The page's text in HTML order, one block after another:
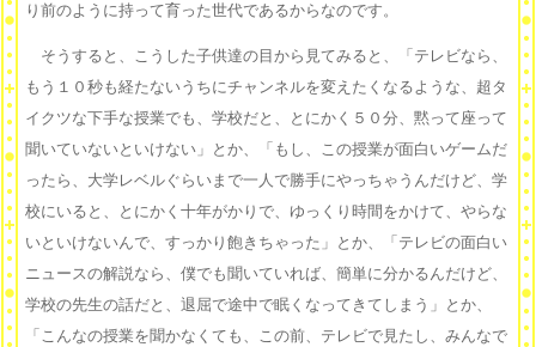
り前のように持って育った世代であるからなのです。
そうすると、こうした子供達の目から見てみると、「テレビなら、
もう１０秒も経たないうちにチャンネルを変えたくなるような、超タ
イクツな下手な授業でも、学校だと、とにかく５０分、黙って座って
聞いていないといけない」とか、「もし、この授業が面白いゲームだ
ったら、大学レベルぐらいまで一人で勝手にやっちゃうんだけど、学
校にいると、とにかく十年がかりで、ゆっくり時間をかけて、やらな
いといけないんで、すっかり飽きちゃった」とか、「テレビの面白い
ニュースの解説なら、僕でも聞いていれば、簡単に分かるんだけど、
学校の先生の話だと、退屈で途中で眠くなってきてしまう」とか、
「こんなの授業を聞かなくても、この前、テレビで見たし、みんなで